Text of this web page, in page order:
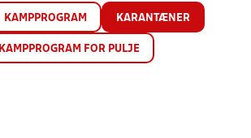
KAMPPROGRAM KARANTÆNER
KAMPPROGRAM FOR PULJE